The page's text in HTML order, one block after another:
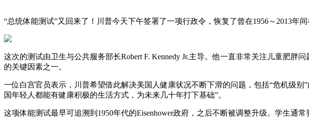
“总统体能测试”又回来了！川普今天下午签署了一项行政令，恢复了曾在1956～2013年
这次的测试由卫生与公共服务部长Robert F. Kennedy Jr.主导。他一直非常关注儿童肥胖
的关键因素之一。
一位白宫官员表示，川普希望借此解决美国人健康状况不断下滑的问题，包括“危机级
国年轻人都能有健康积极的生活方式，为未来几十年打下基础”。
这项体能测试最早可追溯到1950年代的Eisenhower政府，之后不断被调整升级。学生